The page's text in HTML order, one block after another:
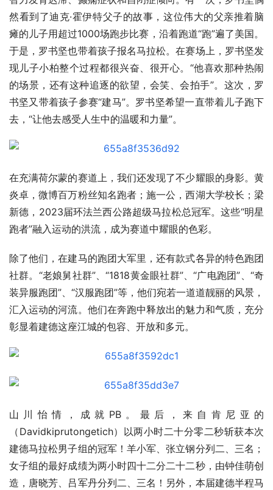
然看到了迪克·霍伊特父子的故事，这位伟大的父亲推着脑
瘫的儿子用超过1000场跑步比赛，沿着跑道“跑”遍了美国。
于是，罗书坚也带着孩子报名马拉松。在赛场上，罗书坚发
现儿子小柏整个过程都很兴奋、很开心。“他喜欢那种热闹
的场景，还有这种追逐的欲望，会笑、会拍手”。这次，罗
书坚又带着孩子参赛“建马”。罗书坚希望一直带着儿子跑下
去，“让他去感受人生中的温暖和力量”。
在充满荷尔蒙的赛道上，我们还发现了不少耀眼的身影。黄
炎卓，微博百万粉丝知名跑者；施一公，西湖大学校长；梁
新德，2023届环法兰西公路超级马拉松总冠军。这些“明星
跑者”融入运动的洪流，成为赛道中耀眼的色彩。
除了他们，在建马的跑团大军里，还有款式各异的特色跑团
社群。“老娘舅社群”、“1818黄金眼社群”、“广电跑团”、“奇
装异服跑团”、“汉服跑团”等，他们宛若一道道靓丽的风景，
汇入运动的河流。他们在奔跑中释放出的魅力和气质，充分
彰显着建德这座江城的包容、开放和多元。
山川怡情，成就PB。最后，来自肯尼亚的
（Davidkiprutongetich）以两小时二十分零二秒斩获本次
建德马拉松男子组的冠军！羊小军、张立钢分列二、三名；
女子组的最好成绩为两小时四十二分二十二秒，由钟佳萌创
造，唐晓芳、吕军丹分列二、三名！另外，本届建德半程马